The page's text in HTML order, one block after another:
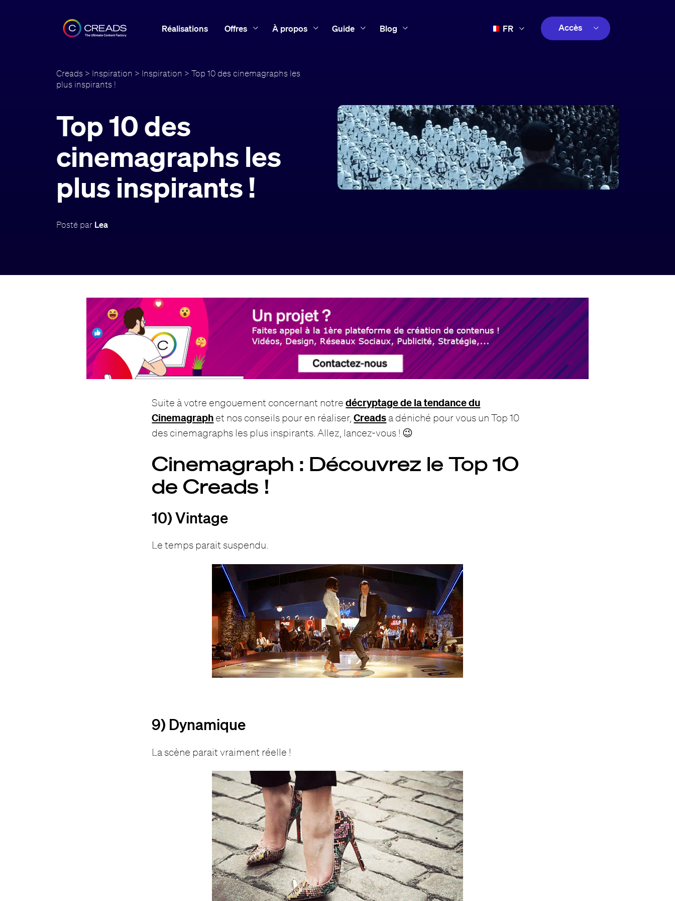
Réalisations Offres À propos Guide Blog FR Accès
client
Creads > Inspiration > Inspiration > Top 10 des cinemagraphs les
plus inspirants !
Top 10 des
cinemagraphs les
plus inspirants !
Posté par Lea
Suite à votre engouement concernant notredécryptage de la tendance du
Cinemagraph et nos conseils pour en réaliser,Creads a déniché pour vous un Top 10
des cinemagraphs les plus inspirants. Allez, lancez-vous ! 😉
Cinemagraph : Découvrez le Top 10
de Creads !
10) Vintage
Le temps parait suspendu.
9) Dynamique
La scène parait vraiment réelle !